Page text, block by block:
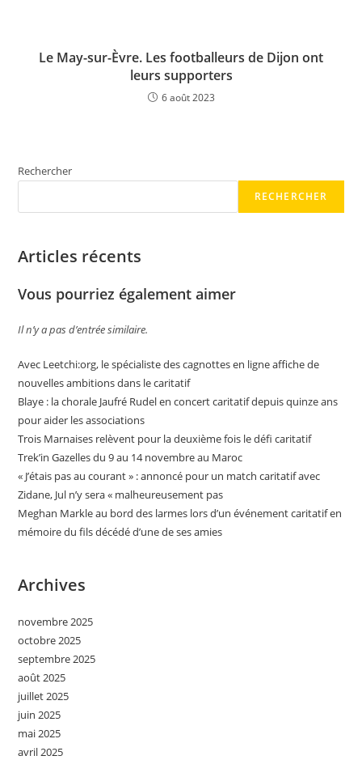
Le May-sur-Èvre. Les footballeurs de Dijon ont
leurs supporters
6 août 2023
Rechercher
RECHERCHER
Articles récents
Vous pourriez également aimer
Il n’y a pas d’entrée similaire.
Avec Leetchi:org, le spécialiste des cagnottes en ligne affiche de
nouvelles ambitions dans le caritatif
Blaye : la chorale Jaufré Rudel en concert caritatif depuis quinze ans
pour aider les associations
Trois Marnaises relèvent pour la deuxième fois le défi caritatif
Trek’in Gazelles du 9 au 14 novembre au Maroc
« J’étais pas au courant » : annoncé pour un match caritatif avec
Zidane, Jul n’y sera « malheureusement pas
Meghan Markle au bord des larmes lors d’un événement caritatif en
mémoire du fils décédé d’une de ses amies
Archives
novembre 2025
octobre 2025
septembre 2025
août 2025
juillet 2025
juin 2025
mai 2025
avril 2025